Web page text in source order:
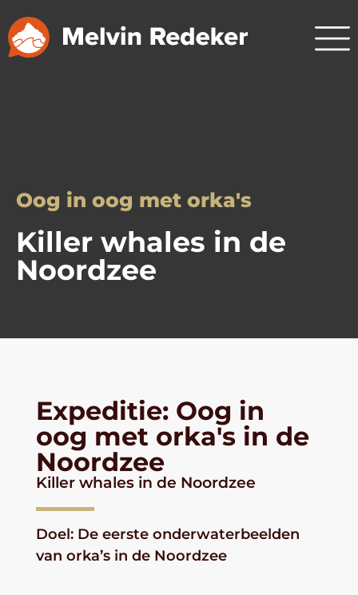
Oog in oog met orka's
Killer whales in de
Noordzee
Expeditie: Oog in
oog met orka's in de
Noordzee
Killer whales in de Noordzee
Doel: De eerste onderwaterbeelden
van orka’s in de Noordzee